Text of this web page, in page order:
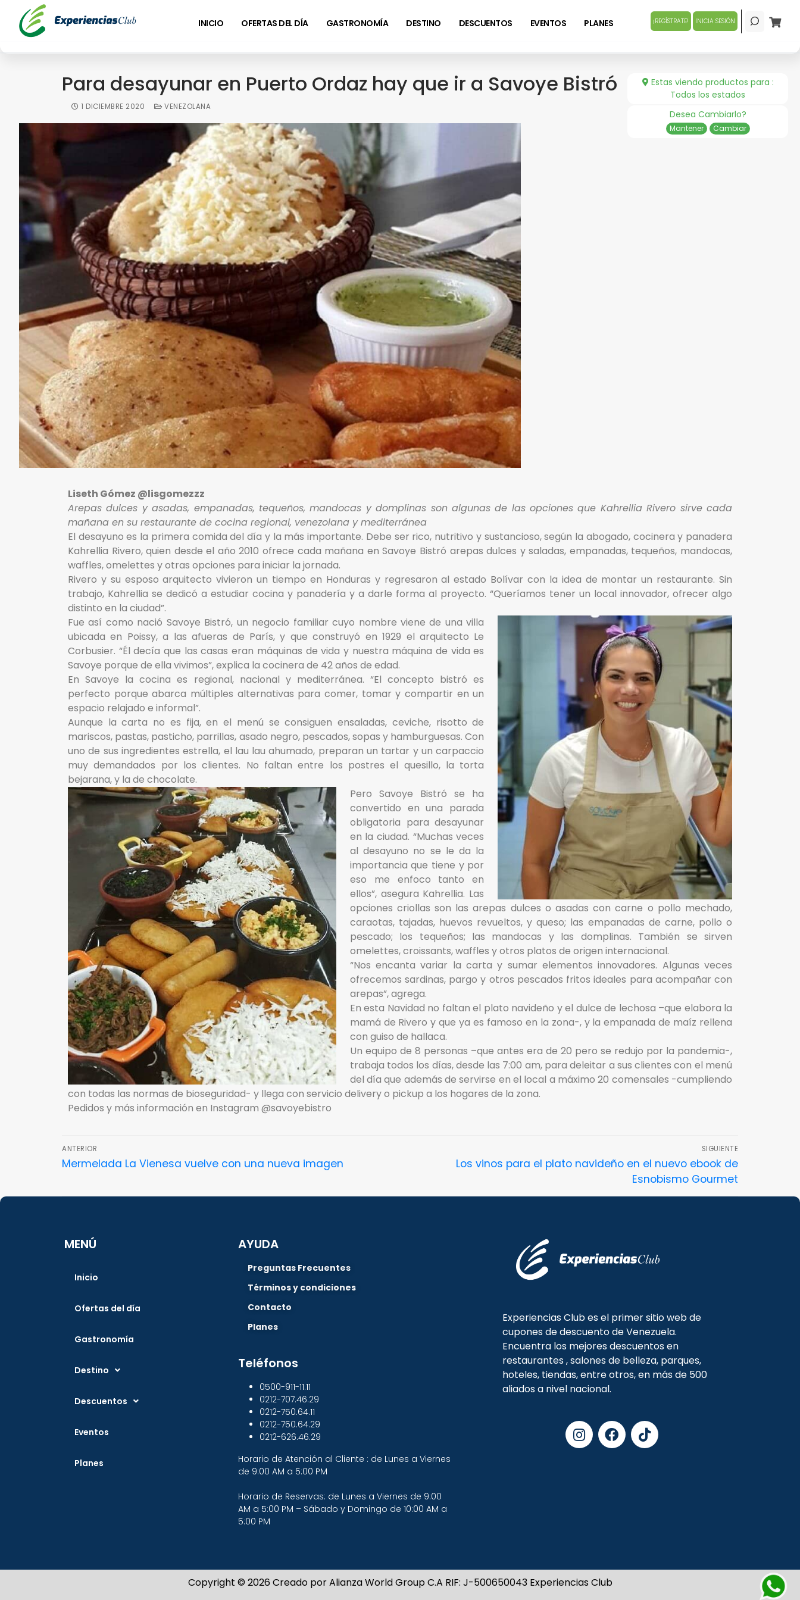
INICIO OFERTAS DEL DÍA GASTRONOMÍA DESTINO DESCUENTOS EVENTOS PLANES ¡REGÍSTRATE! INICIA SESIÓN
Estas viendo productos para :
Todos los estados
Desea Cambiarlo?
Mantener Cambiar
Para desayunar en Puerto Ordaz hay que ir a Savoye Bistró
1 DICIEMBRE 2020 VENEZOLANA
Liseth Gómez @lisgomezzz
Arepas dulces y asadas, empanadas, tequeños, mandocas y domplinas son algunas de las opciones que Kahrellia Rivero sirve cada
mañana en su restaurante de cocina regional, venezolana y mediterránea
El desayuno es la primera comida del día y la más importante. Debe ser rico, nutritivo y sustancioso, según la abogado, cocinera y panadera
Kahrellia Rivero, quien desde el año 2010 ofrece cada mañana en Savoye Bistró arepas dulces y saladas, empanadas, tequeños, mandocas,
waffles, omelettes y otras opciones para iniciar la jornada.
Rivero y su esposo arquitecto vivieron un tiempo en Honduras y regresaron al estado Bolívar con la idea de montar un restaurante. Sin
trabajo, Kahrellia se dedicó a estudiar cocina y panadería y a darle forma al proyecto. “Queríamos tener un local innovador, ofrecer algo
distinto en la ciudad”.
Fue así como nació Savoye Bistró, un negocio familiar cuyo nombre viene de una villa
ubicada en Poissy, a las afueras de París, y que construyó en 1929 el arquitecto Le
Corbusier. “Él decía que las casas eran máquinas de vida y nuestra máquina de vida es
Savoye porque de ella vivimos”, explica la cocinera de 42 años de edad.
En Savoye la cocina es regional, nacional y mediterránea. “El concepto bistró es
perfecto porque abarca múltiples alternativas para comer, tomar y compartir en un
espacio relajado e informal”.
Aunque la carta no es fija, en el menú se consiguen ensaladas, ceviche, risotto de
mariscos, pastas, pasticho, parrillas, asado negro, pescados, sopas y hamburguesas. Con
uno de sus ingredientes estrella, el lau lau ahumado, preparan un tartar y un carpaccio
muy demandados por los clientes. No faltan entre los postres el quesillo, la torta
bejarana, y la de chocolate.
Pero Savoye Bistró se ha
convertido en una parada
obligatoria para desayunar
en la ciudad. “Muchas veces
al desayuno no se le da la
importancia que tiene y por
eso me enfoco tanto en
ellos”, asegura Kahrellia. Las
opciones criollas son las arepas dulces o asadas con carne o pollo mechado,
caraotas, tajadas, huevos revueltos, y queso; las empanadas de carne, pollo o
pescado; los tequeños; las mandocas y las domplinas. También se sirven
omelettes, croissants, waffles y otros platos de origen internacional.
“Nos encanta variar la carta y sumar elementos innovadores. Algunas veces
ofrecemos sardinas, pargo y otros pescados fritos ideales para acompañar con
arepas”, agrega.
En esta Navidad no faltan el plato navideño y el dulce de lechosa –que elabora la
mamá de Rivero y que ya es famoso en la zona-, y la empanada de maíz rellena
con guiso de hallaca.
Un equipo de 8 personas –que antes era de 20 pero se redujo por la pandemia-,
trabaja todos los días, desde las 7:00 am, para deleitar a sus clientes con el menú
del día que además de servirse en el local a máximo 20 comensales -cumpliendo
con todas las normas de bioseguridad- y llega con servicio delivery o pickup a los hogares de la zona.
Pedidos y más información en Instagram @savoyebistro
ANTERIOR
Mermelada La Vienesa vuelve con una nueva imagen
SIGUIENTE
Los vinos para el plato navideño en el nuevo ebook de
Esnobismo Gourmet
MENÚ
Inicio
Ofertas del día
Gastronomía
Destino
Descuentos
Eventos
Planes
AYUDA
Preguntas Frecuentes
Términos y condiciones
Contacto
Planes
Teléfonos
0500-911-11.11
0212-707.46.29
0212-750.64.11
0212-750.64.29
0212-626.46.29
Horario de Atención al Cliente : de Lunes a Viernes
de 9:00 AM a 5:00 PM
Horario de Reservas: de Lunes a Viernes de 9:00
AM a 5:00 PM – Sábado y Domingo de 10:00 AM a
5:00 PM
Experiencias Club es el primer sitio web de
cupones de descuento de Venezuela.
Encuentra los mejores descuentos en
restaurantes , salones de belleza, parques,
hoteles, tiendas, entre otros, en más de 500
aliados a nivel nacional.
Copyright © 2026 Creado por Alianza World Group C.A RIF: J-500650043 Experiencias Club